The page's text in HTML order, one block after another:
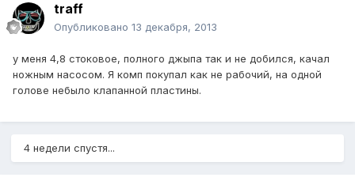
traff
Опубликовано 13 декабря, 2013
у меня 4,8 стоковое, полного джыпа так и не добился, качал
ножным насосом. Я комп покупал как не рабочий, на одной
голове небыло клапанной пластины.
4 недели спустя...